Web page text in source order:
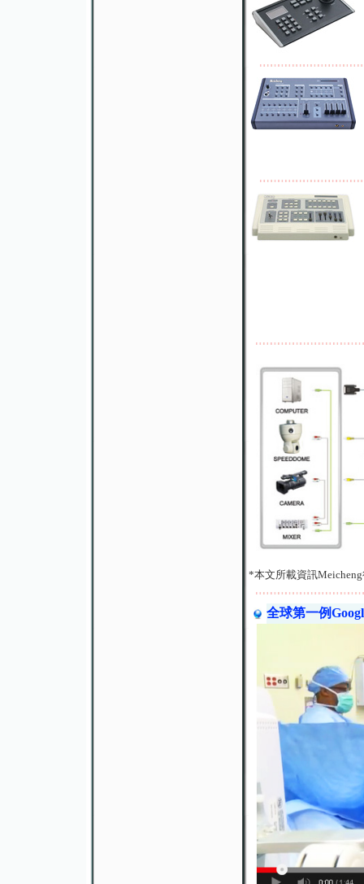
*本文所載資訊
全球第一例